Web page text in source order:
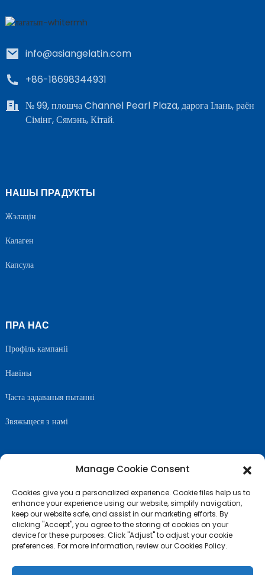
info@asiangelatin.com
+86-18698344931
№ 99, плошча Channel Pearl Plaza, дарога Ілань, раён
Сімінг, Сямэнь, Кітай.
НАШЫ ПРАДУКТЫ
Жэлацін
Калаген
Капсула
ПРА НАС
Профіль кампаніі
Навіны
Часта задаваныя пытанні
Звяжыцеся з намі
Manage Cookie Consent
Cookies give you a personalized experience. Cookie files help us to
enhance your experience using our website, simplify navigation,
keep our website safe, and assist in our marketing efforts. By
clicking "Accept", you agree to the storing of cookies on your
device for these purposes. Click "Adjust" to adjust your cookie
preferences. For more information, review our Cookies Policy.